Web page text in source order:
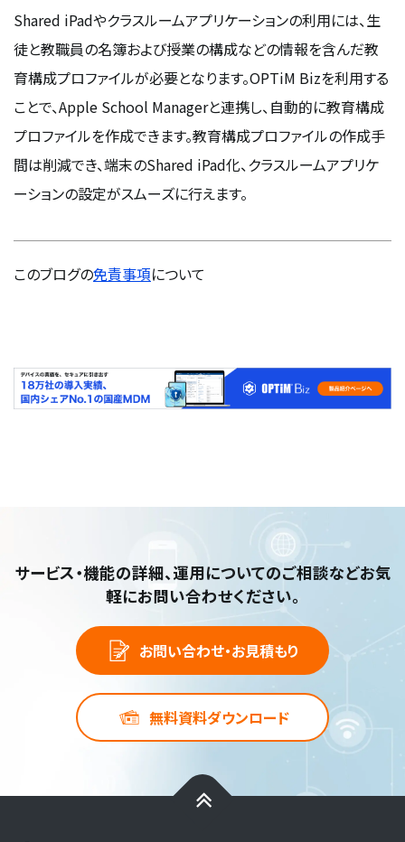
Shared iPadやクラスルームアプリケーションの利用には、生
徒と教職員の名簿および授業の構成などの情報を含んだ教
育構成プロファイルが必要となります。OPTiM Bizを利用する
ことで、Apple School Managerと連携し、自動的に教育構成
プロファイルを作成できます。教育構成プロファイルの作成手
間は削減でき、端末のShared iPad化、クラスルームアプリケ
ーションの設定がスムーズに行えます。
このブログの免責事項について
サービス・機能の詳細、運用についてのご相談などお気
軽にお問い合わせください。
お問い合わせ・お見積もり
無料資料ダウンロード